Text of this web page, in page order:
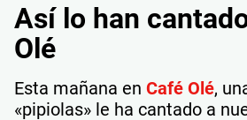
Así lo han
Olé
Esta mañana en Café Olé,
«pipiolas» le ha cantado a